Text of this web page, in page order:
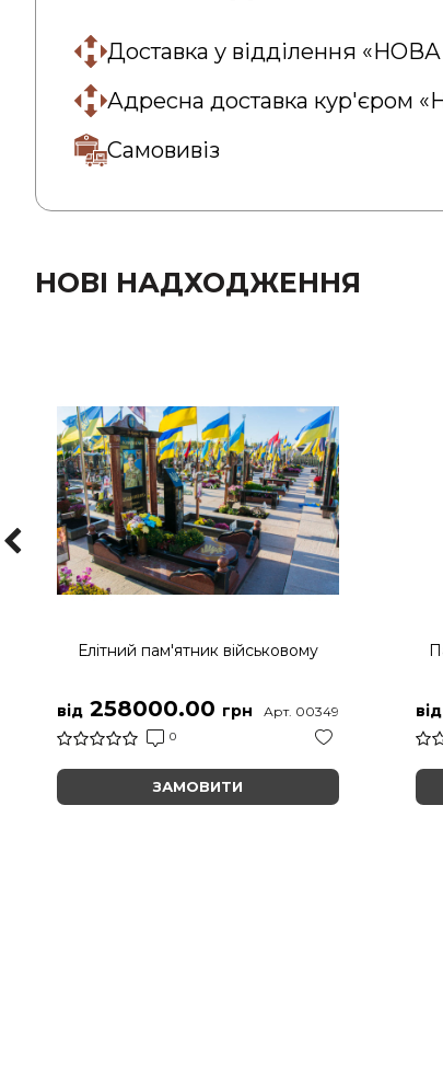
Доставка у відділення
Адресна доставка кур'єром
Самовивіз
НОВІ НАДХОДЖЕННЯ
Елітний пам'ятник військовому
від 258000.00 грн
0
Арт. 00349
ЗАМОВИТИ
від